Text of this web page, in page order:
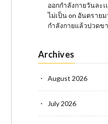
ออกกำลังกายวันละ
ไม่เป็นon อันตรายม
กำลังกายแล้วปวดข
Archives
August 2026
July 2026